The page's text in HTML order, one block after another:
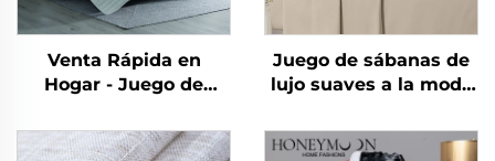
Venta Rápida en
Hogar - Juego de
Suaves de Franela
Juego de sábanas de
lujo suaves a la moda
90 g/m² lavadas